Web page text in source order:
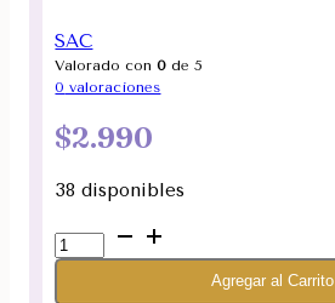
SAC
Valorado con0 de 5
0 valoraciones
$2.990
38 disponibles
Incienso
Gato
Agregar al Carrito